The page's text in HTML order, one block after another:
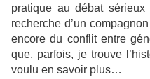
pratique au débat
recherche d’un
encore du conflit entre
que, parfois, je trouve
voulu en savoir plus…